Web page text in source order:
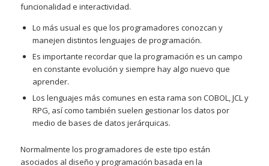
funcionalidad e interactividad.
Lo más usual es que los programadores conozcan y
manejen distintos lenguajes de programación.
Es importante recordar que la programación es un campo
en constante evolución y siempre hay algo nuevo que
aprender.
Los lenguajes más comunes en esta rama son COBOL, JCL y
RPG, así como también suelen gestionar los datos por
medio de bases de datos jerárquicas.
Normalmente los programadores de este tipo están
asociados al diseño y programación basada en la